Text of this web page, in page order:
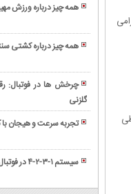
همه چیز درباره ورزش
همه چیز درباره کشتی
چرخش ها در فوتبال:
گلزنی
تجربه سرعت و هیجان با
سیستم ۱-۳-۲-۴ در فوتبال؛ تهاجم سیال و دفاع مستحکم